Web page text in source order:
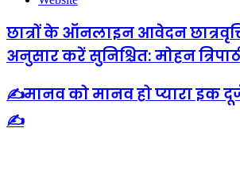
छात्रों के ऑनलाइन आवेदन
अनुसार करें सुनिश्चित: मोहन
✍️मानव को मानव हो प्यारा इक
✍️